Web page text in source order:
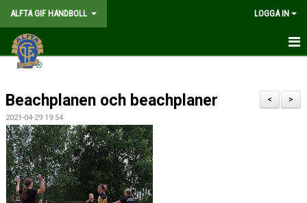
ALFTA GIF HANDBOLL LOGGA IN
HEM
FÖRENINGEN
MEDLEMSKAP
MATCHER
GÅ PÅ MATCH
>
<
Beachplanen och beachplaner
2021-04-29 19:54